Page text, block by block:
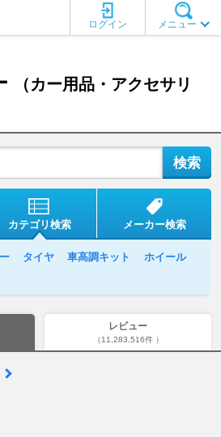
メニュー
ログイン
（カー用品・アクセサリ
カテゴリ検索 メーカー検索
タイヤ 車高調キット
ホイール
レビュー
（11,283,516件 ）